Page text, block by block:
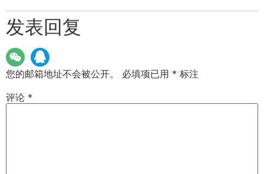
发表回复
您的邮箱地址不会被公开。 必填项已用 * 标注
评论 *